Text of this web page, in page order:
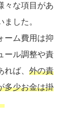
々な項目があ
した。
ーム費用は抑
ール調整や責
ば、 外の責
多少お金は掛